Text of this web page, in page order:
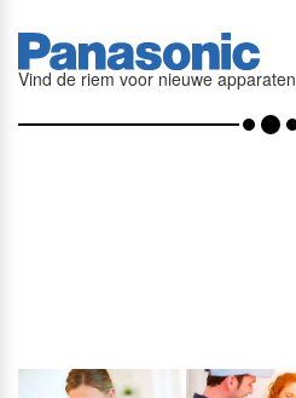
Vind de riem voor nieuwe apparaten